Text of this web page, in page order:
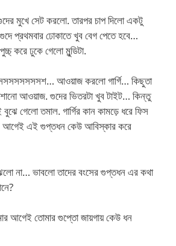
মুখে সেট করলো. তারপর চাপ দিলো একটু
প্রথমবার ঢোকাতে খুব বেগ পেতে হবে…
করে ঢুকে গেলো মুন্ডিটা.
আওয়াজ করলো গার্গি… কিছুতা
আওয়াজ. গুদের ভিতরটা খুব টাইট… কিন্তু
গেলো তমাল. গার্গির কান কামড়ে ধরে ফিস
এই গুপ্তধন কেউ আবিস্কার করে
না… ভাবলো তাদের বংসের গুপ্তধন এর কথা
আগেই তোমার গুপ্তো জায়গায় কেউ ধন